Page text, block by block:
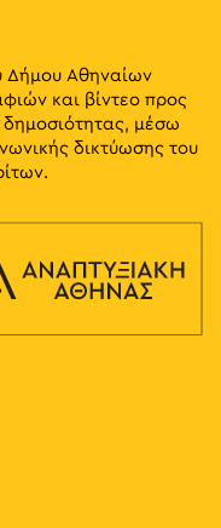
Δήμου Αθηναίων
και βίντεο προς
δημοσιότητας, μέσω
δικτύωσης του